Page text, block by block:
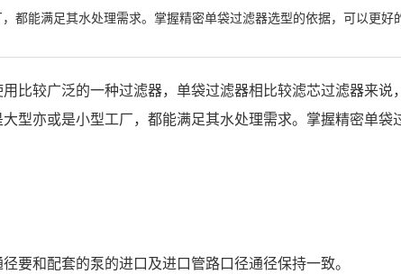
都能满足其水处理需求。掌握精密单袋过滤器选型的依据，可以更好
比较广泛的一种过滤器，单袋过滤器相比较滤芯过滤器来说
型亦或是小型工厂，都能满足其水处理需求。掌握精密单袋
要和配套的泵的进口及进口管路口径通径保持一致。